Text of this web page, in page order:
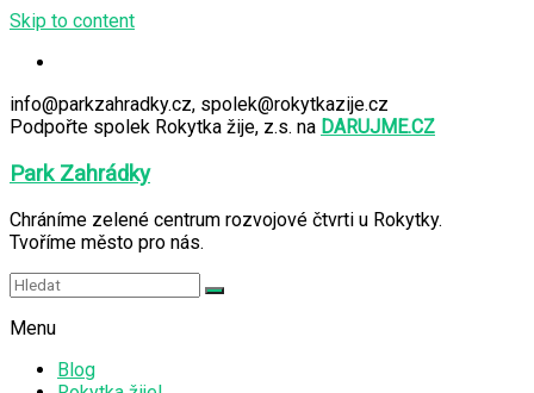
Skip to content
info@parkzahradky.cz, spolek@rokytkazije.cz
Podpořte spolek Rokytka žije, z.s. na DARUJME.CZ
Park Zahrádky
Chráníme zelené centrum rozvojové čtvrti u Rokytky.
Tvoříme město pro nás.
Menu
Blog